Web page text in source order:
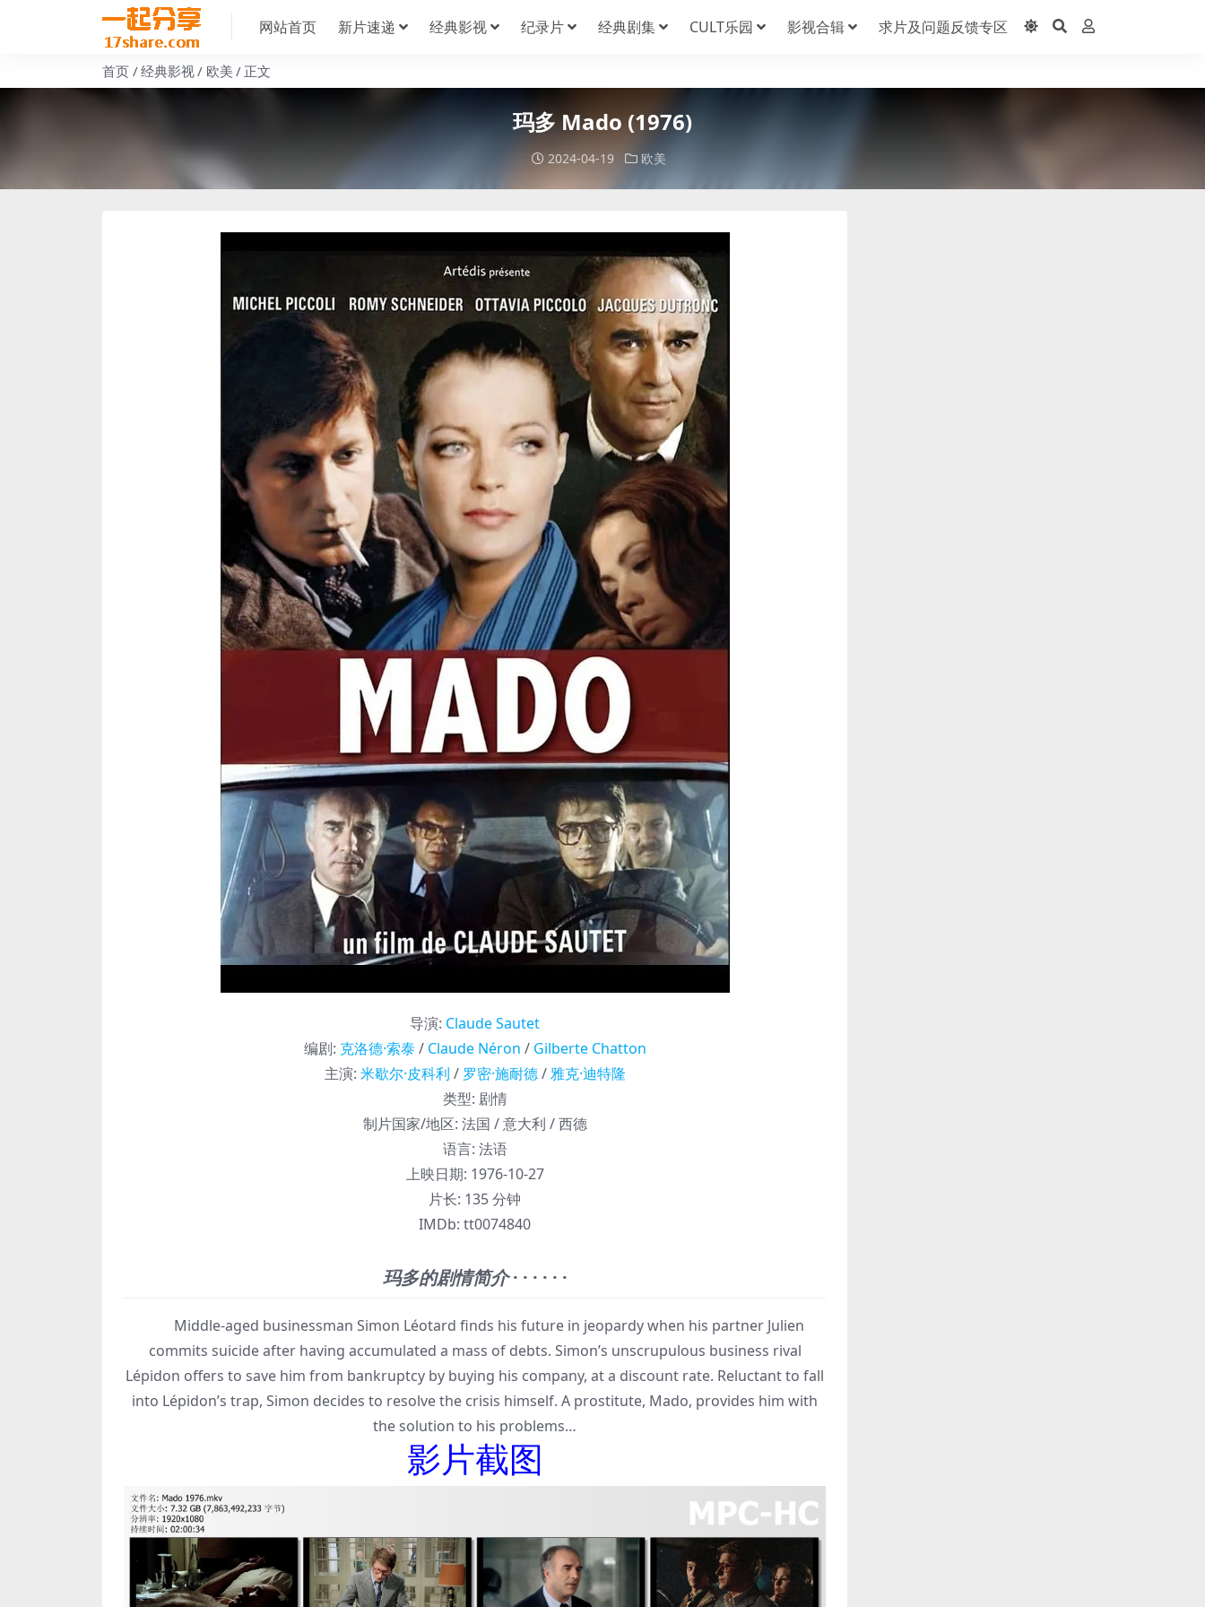
网站首页 新片速递 经典影视 纪录片 经典剧集 CULT乐园 影视合辑 求片及问题反馈专区
首页 经典影视 欧美 正文
玛多 Mado (1976)
2024-04-19 欧美
导演: Claude Sautet
编剧: 克洛德·索泰/ Claude Néron / Gilberte Chatton
主演: 米歇尔·皮科利 / 罗密·施耐德/雅克·迪特隆
类型: 剧情
制片国家/地区: 法国 / 意大利 / 西德
语言: 法语
上映日期: 1976-10-27
片长: 135 分钟
IMDb: tt0074840
玛多的剧情简介· · · · · ·
Middle-aged businessman Simon Léotard finds his future in jeopardy when his partner Julien
commits suicide after having accumulated a mass of debts. Simon’s unscrupulous business rival
Lépidon offers to save him from bankruptcy by buying his company, at a discount rate. Reluctant to fall
into Lépidon’s trap, Simon decides to resolve the crisis himself. A prostitute, Mado, provides him with
the solution to his problems…
影片截图